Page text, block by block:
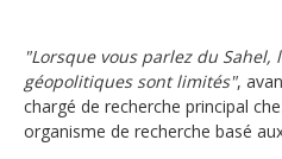
"Lorsque vous parlez du Sahel,
géopolitiques sont limités",
chargé de recherche principal
organisme de recherche basé